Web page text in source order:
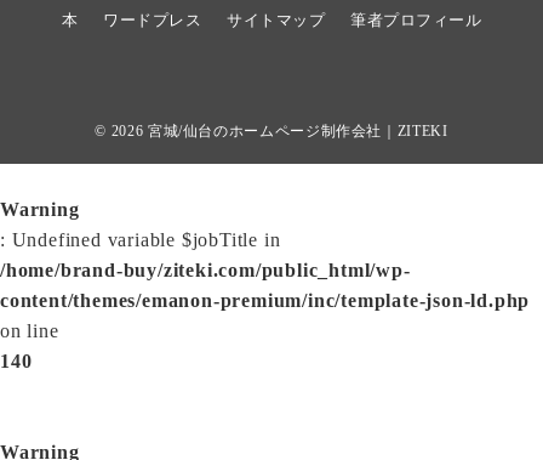
本 ワードプレス サイトマップ 筆者プロフィール
© 2026 宮城/仙台のホームページ制作会社｜ZITEKI
Warning
: Undefined variable $jobTitle in
/home/brand-buy/ziteki.com/public_html/wp-
content/themes/emanon-premium/inc/template-json-ld.php
on line
140
Warning